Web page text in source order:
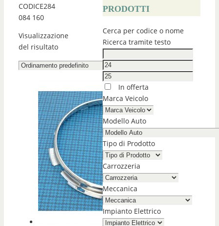
CODICE284
084 160
Visualizzazione
del risultato
PRODOTTI
Cerca per codice o nome
Ricerca tramite testo
In offerta
Marca Veicolo
Modello Auto
Tipo di Prodotto
Carrozzeria
Meccanica
Impianto Elettrico